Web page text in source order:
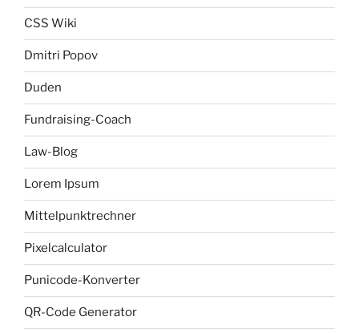
CSS Wiki
Dmitri Popov
Duden
Fundraising-Coach
Law-Blog
Lorem Ipsum
Mittelpunktrechner
Pixelcalculator
Punicode-Konverter
QR-Code Generator